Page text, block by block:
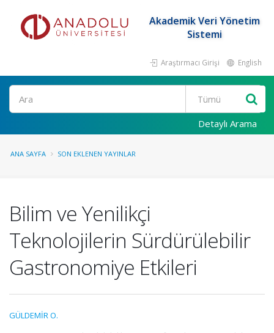
Akademik Veri Yönetim
Sistemi
Araştırmacı Girişi English
Ara
Detaylı Arama
ANA SAYFA SON EKLENEN YAYINLAR
Bilim ve Yenilikçi
Teknolojilerin Sürdürülebilir
Gastronomiye Etkileri
GÜLDEMİR O.